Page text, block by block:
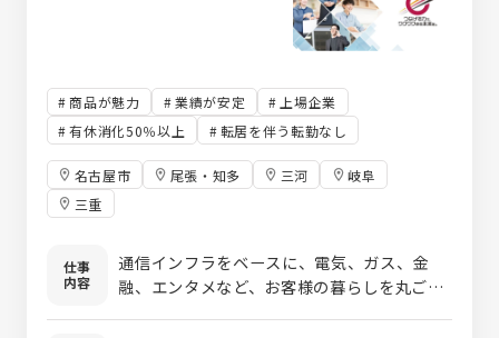
商品が魅力 業績が安定
上場企業
有休消化50％以上
転居を伴う転勤なし
名古屋市 尾張・知多 三河
岐阜
三重
仕事
内容
通信インフラをベースに、電気、ガス、金
融、エンタメなど、お客様の暮らしを丸ごと